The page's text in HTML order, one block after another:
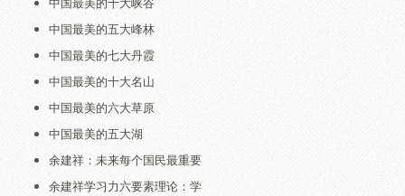
中国最美的五大峰林
中国最美的七大丹霞
中国最美的十大名山
中国最美的六大草原
中国最美的五大湖
余建祥：未来每个国民最重要
余建祥学习力六要素理论：学